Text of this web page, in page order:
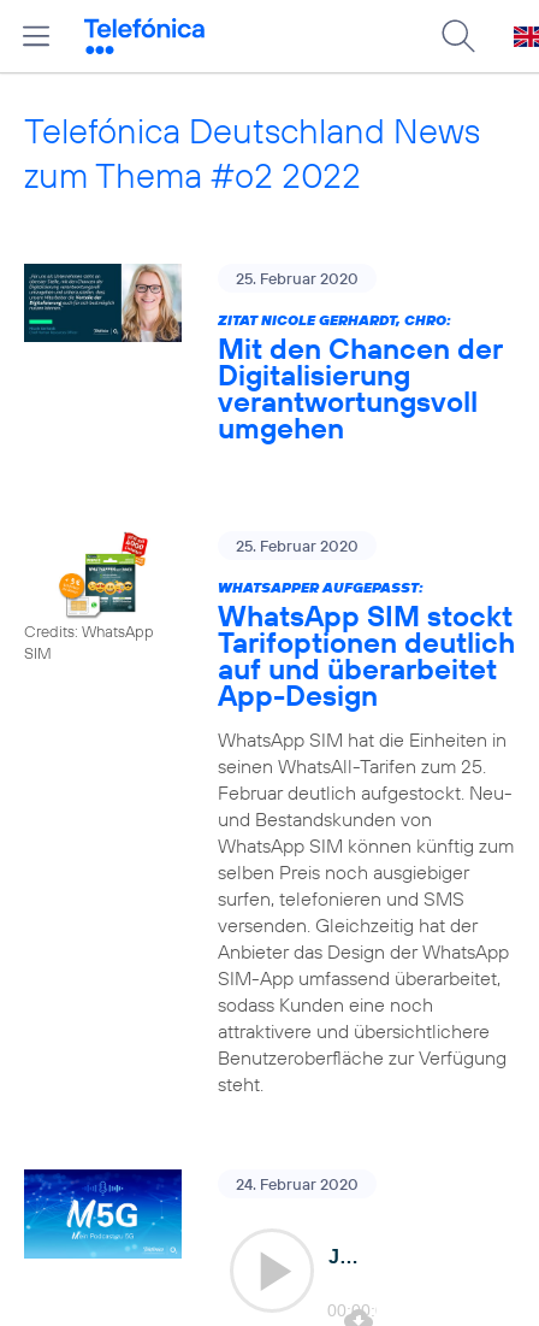
Telefónica Deutschland News
zum Thema #o2 2022
25. Februar 2020
ZITAT NICOLE GERHARDT, CHRO:
Mit den Chancen der
Digitalisierung
verantwortungsvoll
umgehen
Credits: WhatsApp
SIM
25. Februar 2020
WHATSAPPER AUFGEPASST:
WhatsApp SIM stockt
Tarifoptionen deutlich
auf und überarbeitet
App-Design
WhatsApp SIM hat die Einheiten in
seinen WhatsAll-Tarifen zum 25.
Februar deutlich aufgestockt. Neu-
und Bestandskunden von
WhatsApp SIM können künftig zum
selben Preis noch ausgiebiger
surfen, telefonieren und SMS
versenden. Gleichzeitig hat der
Anbieter das Design der WhatsApp
SIM-App umfassend überarbeitet,
sodass Kunden eine noch
attraktivere und übersichtlichere
Benutzeroberfläche zur Verfügung
steht.
24. Februar 2020